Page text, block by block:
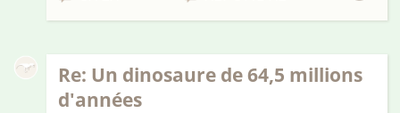
Re: Un dinosaure de 64,5 millions
d'années